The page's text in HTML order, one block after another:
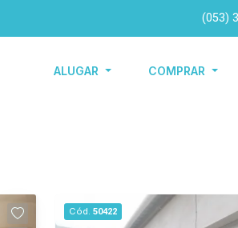
(053)
ALUGAR COMPRAR
Cód. 50422